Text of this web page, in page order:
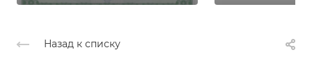
Назад к списку